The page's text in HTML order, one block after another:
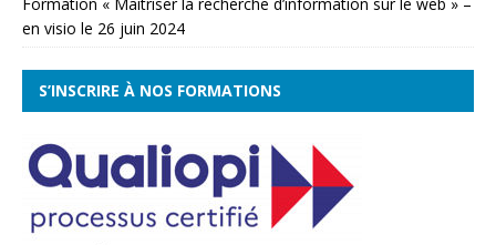
en visio le 26 juin 2024
S’INSCRIRE À NOS FORMATIONS